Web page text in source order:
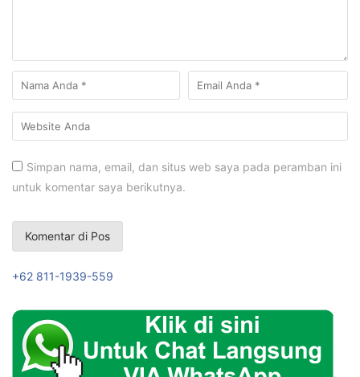
Simpan nama, email, dan situs web saya pada peramban ini
untuk komentar saya berikutnya.
+62 811-1939-559